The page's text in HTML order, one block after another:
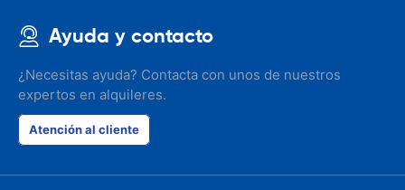
Ayuda y contacto
¿Necesitas ayuda? Contacta con unos de nuestros
expertos en alquileres.
Atención al cliente